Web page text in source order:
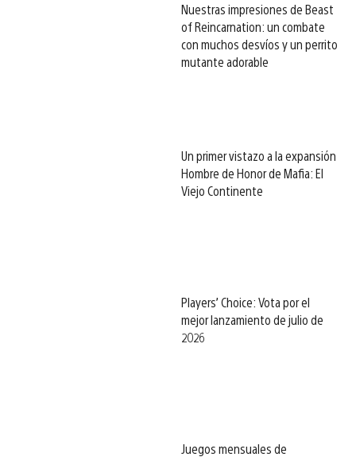
Nuestras impresiones de Beast
of Reincarnation: un combate
con muchos desvíos y un perrito
mutante adorable
Un primer vistazo a la expansión
Hombre de Honor de Mafia: El
Viejo Continente
Players’ Choice: Vota por el
mejor lanzamiento de julio de
2026
Juegos mensuales de